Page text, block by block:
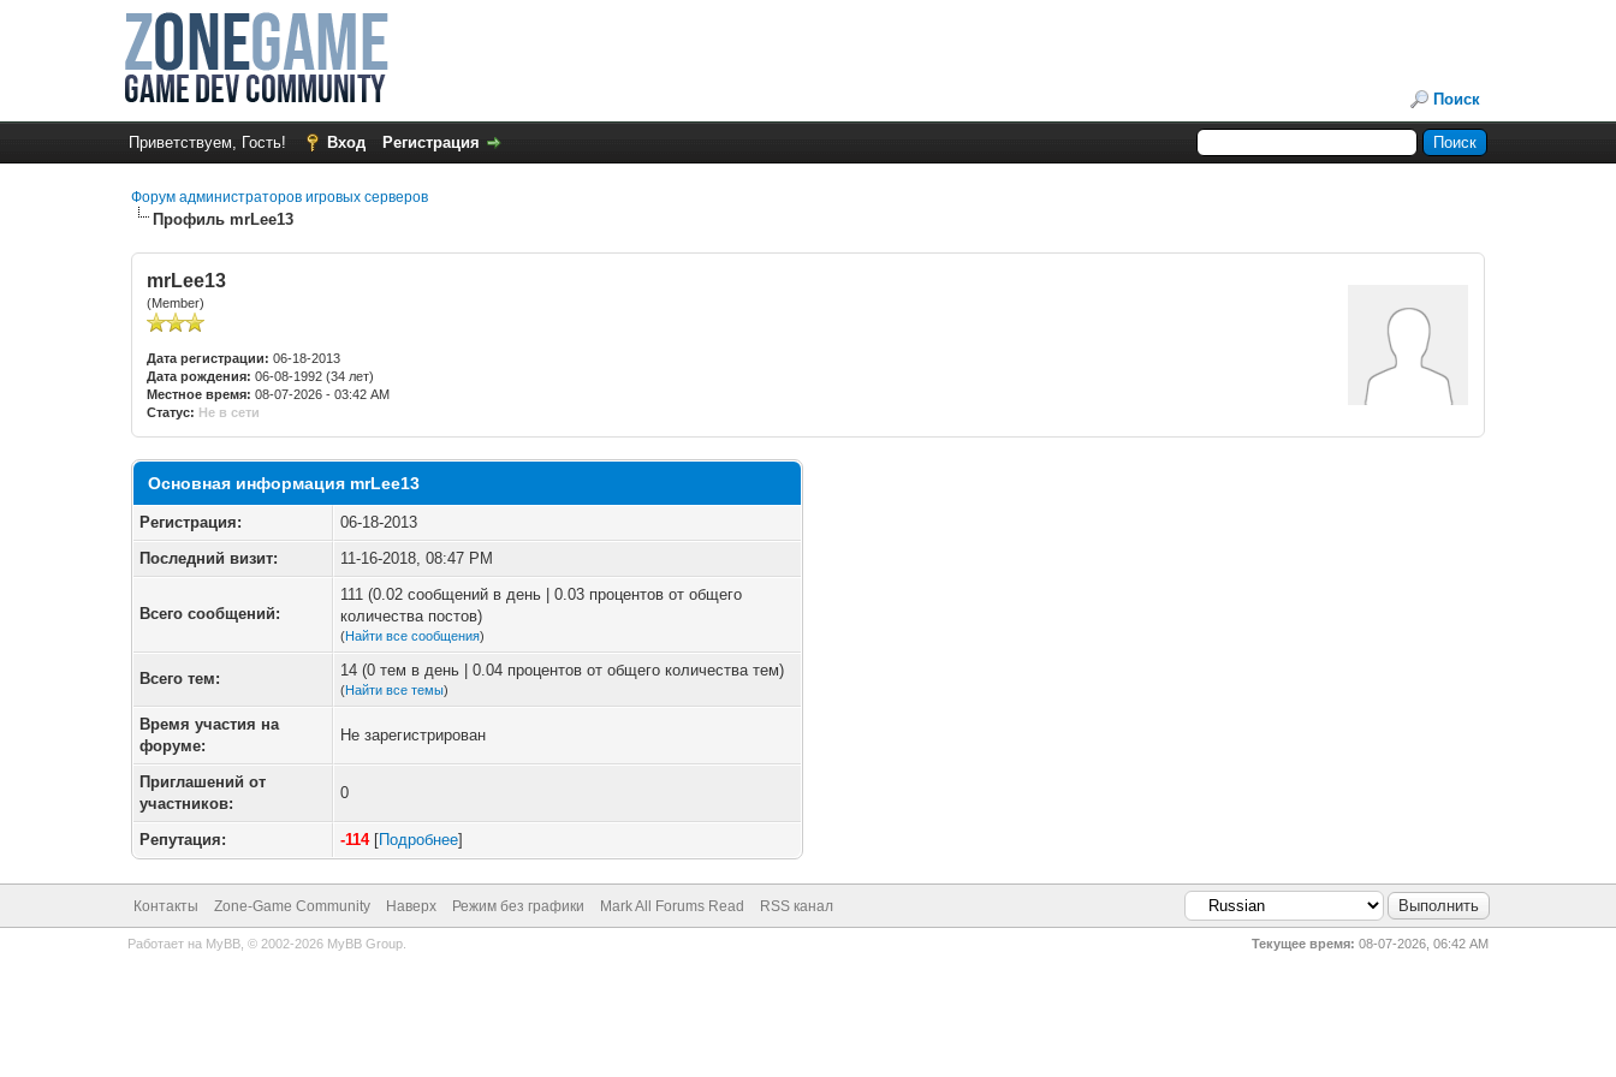
Поиск
Приветствуем, Гость! Вход Регистрация
Форум администраторов игровых серверов
Профиль mrLee13
mrLee13
(Member)
Дата регистрации: 06-18-2013
Дата рождения: 06-08-1992 (34 лет)
Местное время: 08-07-2026 - 03:42 AM
Статус: Не в сети
Основная информация mrLee13
Регистрация:
06-18-2013
Последний визит:
11-16-2018, 08:47 PM
Всего сообщений:
111 (0.02 сообщений в день | 0.03 процентов от общего
количества постов)
(Найти все сообщения)
Всего тем: 14 (0 тем в день | 0.04 процентов от общего количества тем)
(Найти все темы)
Время участия на
форуме:
Не зарегистрирован
Приглашений от
участников:
0
Репутация: -114[Подробнее]
Контакты Zone-Game Community Наверх Режим без графики Mark All Forums Read RSS канал
Текущее время: 08-07-2026, 06:42 AM
Работает на MyBB, © 2002-2026 MyBB Group.